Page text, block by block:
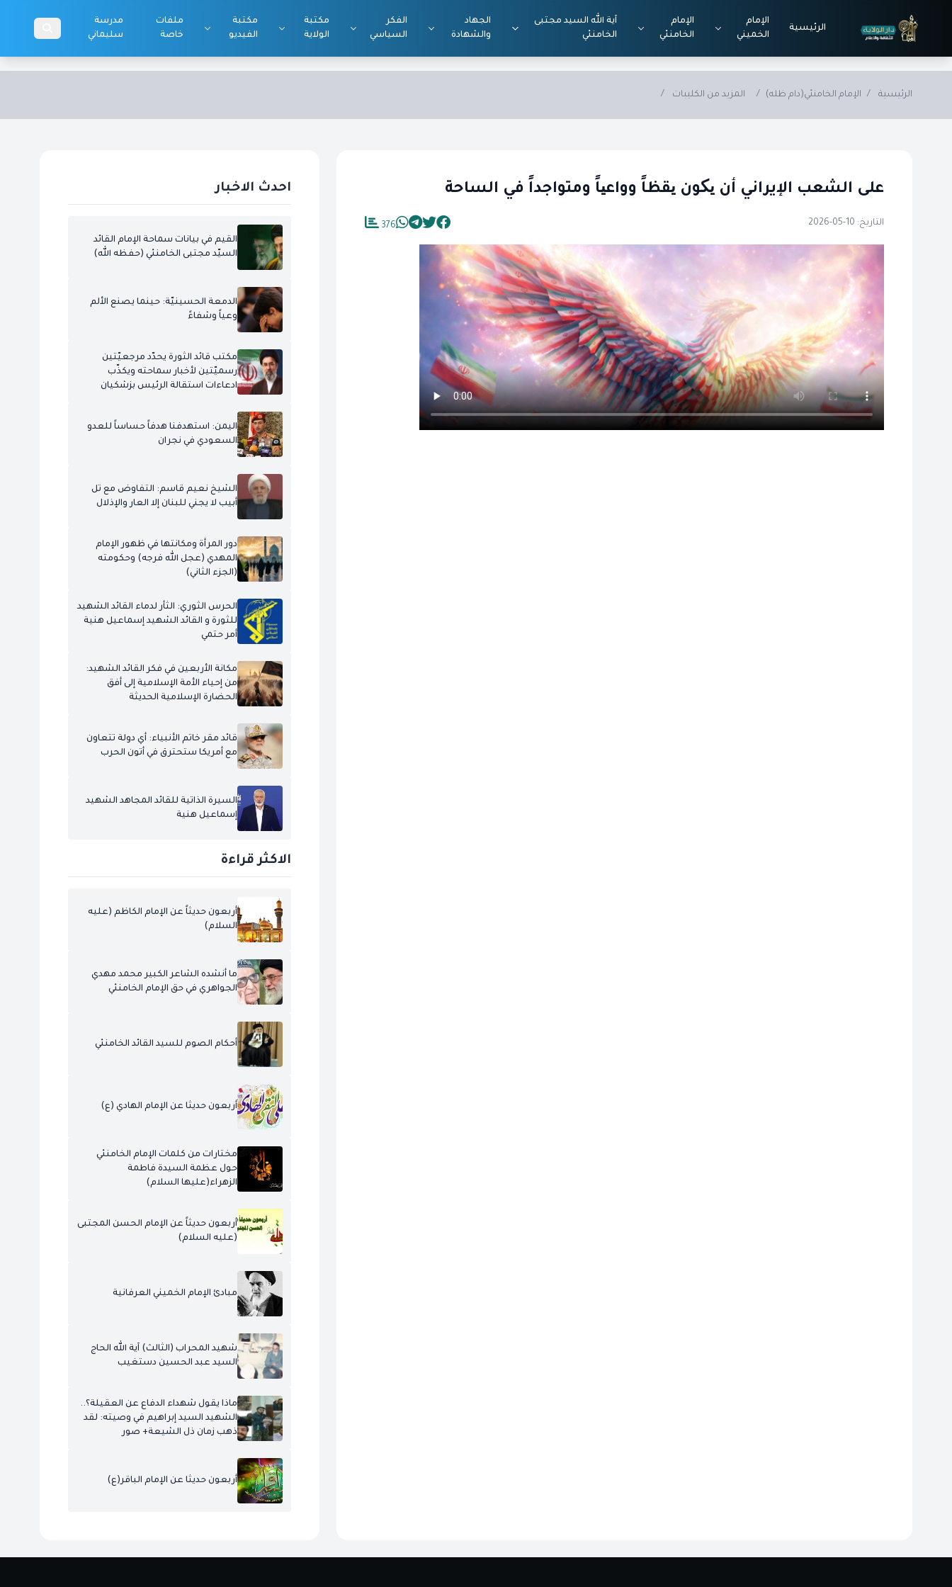
الرئيسية
الإمام
الخميني
الإمام
الخامنئي
آية الله السيد مجتبى
الخامنئي
الجهاد
والشهادة
الفكر
السياسي
مكتبة
الولاية
مكتبة
الفيديو
ملفات
خاصة
مدرسة
سليماني
الرئيسية / الإمام الخامنئي(دام ظله) / المزيد من الكليبات /
على الشعب الإيراني أن یکون یقظاً وواعیاً ومتواجداً في الساحة
التاريخ: 10-05-2026 376
احدث الاخبار
القيم في بيانات سماحة الإمام القائد
السيّد مجتبى الخامنئي (حفظه الله)
الدمعة الحسينيّة: حينما يصنع الألم
وعياً وشفاءً
مكتب قائد الثورة يحدّد مرجعيّتين
رسميّتين لأخبار سماحته ويكذّب
ادعاءات استقالة الرئيس بزشكيان
اليمن: استهدفنا هدفاً حساساً للعدو
السعودي في نجران
الشيخ نعيم قاسم: التفاوض مع تل
أبيب لا يجني للبنان إلا العار والإذلال
دور المرأة ومكانتها في ظهور الإمام
المهدي (عجل الله فرجه) وحكومته
(الجزء الثاني)
الحرس الثوري: الثأر لدماء القائد الشهيد
للثورة و القائد الشهيد إسماعيل هنية
أمر حتمي
مكانة الأربعين في فكر القائد الشهيد:
من إحياء الأمة الإسلامية إلى أفق
الحضارة الإسلامية الحديثة
قائد مقر خاتم الأنبياء: أي دولة تتعاون
مع أمريكا ستحترق في أتون الحرب
السيرة الذاتية للقائد المجاهد الشهيد
إسماعيل هنية
الاكثر قراءة
أربعون حديثاً عن الإمام الكاظم (عليه
السلام)
ما أنشده الشاعر الكبير محمد مهدي
الجواهري في حق الإمام الخامنئي
أحكام الصوم للسيد القائد الخامنئي
أربعون حديثا عن الإمام الهادي (ع)
مختارات من كلمات الإمام الخامنئي
حول عظمة السيدة فاطمة
الزهراء(عليها السلام)
أربعون حديثاً عن الإمام الحسن المجتبى
(عليه السلام)
مبادئ الإمام الخميني العرفانية
شهيد المحراب (الثالث) آية الله الحاج
السيد عبد الحسين دستغيب
ماذا يقول شهداء الدفاع عن العقيلة؟..
الشهيد السيد إبراهيم في وصيته: لقد
ذهب زمان ذل الشيعة+ صور
أربعون حديثا عن الإمام الباقر(ع)